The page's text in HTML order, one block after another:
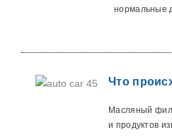
нормальные
Что
Масляный
и продуктов